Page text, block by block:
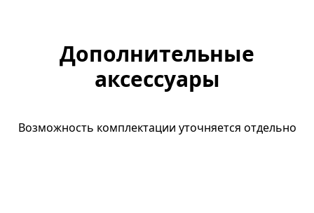
Дополнительные
аксессуары
Возможность комплектации уточняется отдельно